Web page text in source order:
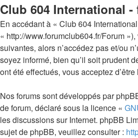
Club 604 International
En accédant à « Club 604
« http://www.forumclub604.fr/Forum
suivantes, alors n’accédez pas et/ou
soyez informé, bien qu’il soit prudent
ont été effectués, vous acceptez
Nos forums sont développés par
de forum, déclaré sous la licence «
les discussions sur Internet. phpBB
sujet de phpBB, veuillez consulter :